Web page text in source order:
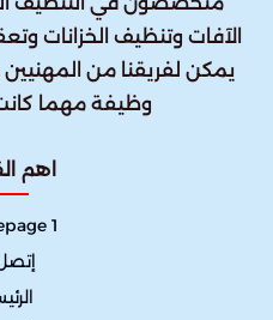
الآفات وتنظيف الخزانات
يمكن لفريقنا من
وظيفة مهما
اهم
1